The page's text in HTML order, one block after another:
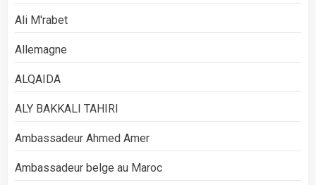
Ali M'rabet
Allemagne
ALQAIDA
ALY BAKKALI TAHIRI
Ambassadeur Ahmed Amer
Ambassadeur belge au Maroc